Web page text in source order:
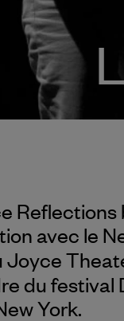
avec le
du festival
York.